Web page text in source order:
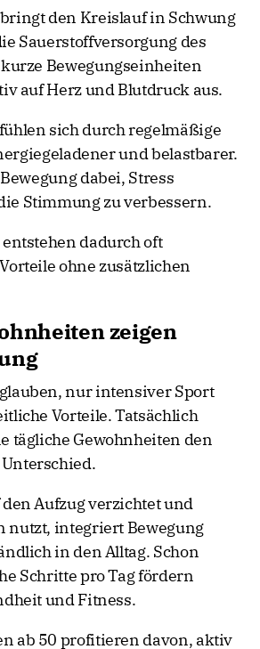
den Kreislauf in Schwung
Sauerstoffversorgung des
Bewegungseinheiten
auf Herz und Blutdruck aus.
sich durch regelmäßige
und belastbarer.
dabei, Stress
Stimmung zu verbessern.
dadurch oft
ohne zusätzlichen
zeigen
nur intensiver Sport
Vorteile. Tatsächlich
tägliche Gewohnheiten den
Aufzug verzichtet und
nutzt, integriert Bewegung
in den Alltag. Schon
Schritte pro Tag fördern
und Fitness.
ab 50 profitieren davon, aktiv